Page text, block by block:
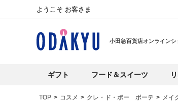
ようこそ お客さま
小田急百貨店オンラインシ
ギフト フード＆スイーツ
TOP コスメ クレ・ド・ポー ボーテ メイ